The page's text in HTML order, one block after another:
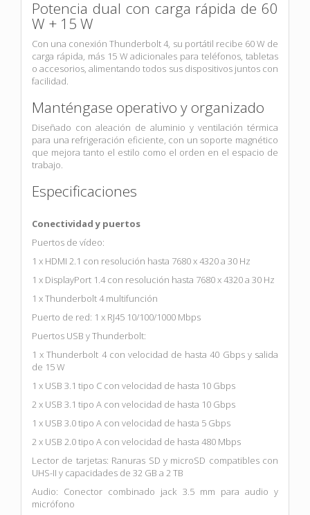
Potencia dual con carga rápida de 60
W + 15 W
Con una conexión Thunderbolt 4, su portátil recibe 60 W de
carga rápida, más 15 W adicionales para teléfonos, tabletas
o accesorios, alimentando todos sus dispositivos juntos con
facilidad.
Manténgase operativo y organizado
Diseñado con aleación de aluminio y ventilación térmica
para una refrigeración eficiente, con un soporte magnético
que mejora tanto el estilo como el orden en el espacio de
trabajo.
Especificaciones
Conectividad y puertos
Puertos de vídeo:
1 x HDMI 2.1 con resolución hasta 7680 x 4320 a 30 Hz
1 x DisplayPort 1.4 con resolución hasta 7680 x 4320 a 30 Hz
1 x Thunderbolt 4 multifunción
Puerto de red: 1 x RJ45 10/100/1000 Mbps
Puertos USB y Thunderbolt:
1 x Thunderbolt 4 con velocidad de hasta 40 Gbps y salida
de 15 W
1 x USB 3.1 tipo C con velocidad de hasta 10 Gbps
2 x USB 3.1 tipo A con velocidad de hasta 10 Gbps
1 x USB 3.0 tipo A con velocidad de hasta 5 Gbps
2 x USB 2.0 tipo A con velocidad de hasta 480 Mbps
Lector de tarjetas: Ranuras SD y microSD compatibles con
UHS-II y capacidades de 32 GB a 2 TB
Audio: Conector combinado jack 3.5 mm para audio y
micrófono